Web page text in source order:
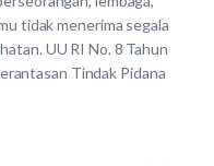
tidak menerima segala
UU RI No. 8 Tahun
Tindak Pidana